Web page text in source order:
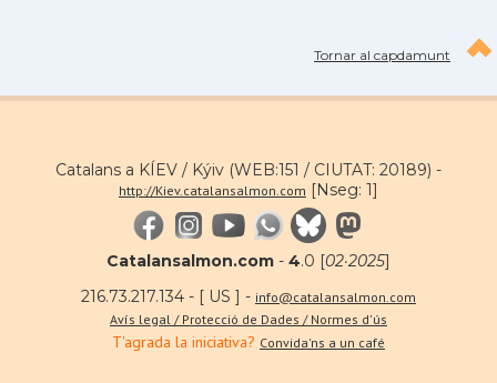
Tornar al capdamunt
Catalans a KÍEV / Kýiv (WEB:151 / CIUTAT: 20189) -
http://Kiev.catalansalmon.com [Nseg: 1]
Catalansalmon.com - 4.0 [02·2025]
216.73.217.134 - [ US ] - info@catalansalmon.com
Avís legal / Protecció de Dades / Normes d'ús
T'agrada la iniciativa? Convida'ns a un café